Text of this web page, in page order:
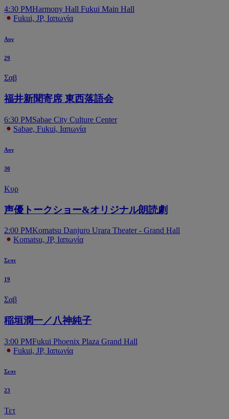
4:30 PMHarmony Hall Fukui Main Hall
Fukui, JP, Ιαπωνία
Αυγ
29
Σαβ
福井新聞寄席 東西落語会
6:30 PMSabae City Culture Center
Sabae, Fukui, Ιαπωνία
Αυγ
30
Κυρ
声優トークショー&オリジナル朗読劇
2:00 PMKomatsu Danjuro Urara Theater - Grand Hall
Komatsu, JP, Ιαπωνία
Σεπτ
19
Σαβ
稲垣潤一／八神純子
3:00 PMFukui Phoenix Plaza Grand Hall
Fukui, JP, Ιαπωνία
Σεπτ
23
Τετ